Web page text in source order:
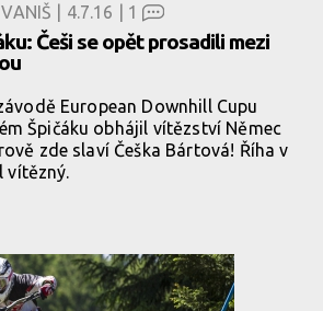
| 4.7.16 | 1
Češi se opět prosadili mezi
European Downhill Cupu
Špičáku obhájil vítězství Němec
zde slaví Češka Bártová! Říha v
vítězný.